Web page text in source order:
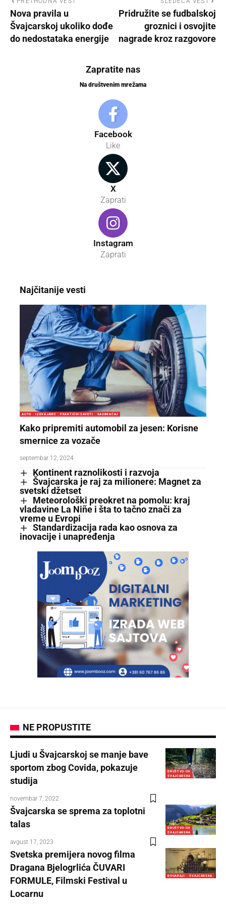
Nova pravila u
Švajcarskoj ukoliko dođe
do nedostataka energije
Pridružite se fudbalskoj
groznici i osvojite
nagrade kroz razgovore
Zapratite nas
Na društvenim mrežama
Facebook
Like
X
Zaprati
Instagram
Zaprati
Najčitanije vesti
AUTO IZDVAJAMO PRAKTIČNI SAVETI SAOBRAĆAJ
Kako pripremiti automobil za jesen: Korisne
smernice za vozače
septembar 12, 2024
Kontinent raznolikosti i razvoja
Švajcarska je raj za milionere: Magnet za
svetski džetset
Meteorološki preokret na pomolu: kraj
vladavine La Niñe i šta to tačno znači za
vreme u Evropi
Standardizacija rada kao osnova za
inovacije i unapređenja
NE PROPUSTITE
DRUŠTVO-CH
ŠVAJCARSKA
Ljudi u Švajcarskoj se manje bave
sportom zbog Covida, pokazuje
studija
novembar 7, 2022
DRUŠTVO-CH
ŠVAJCARSKA
Švajcarska se sprema za toplotni
talas
avgust 17, 2023
DOGAĐAJI ŠVAJCARSKA
Svetska premijera novog filma
Dragana Bjelogrlića ČUVARI
FORMULE, Filmski Festival u
Locarnu